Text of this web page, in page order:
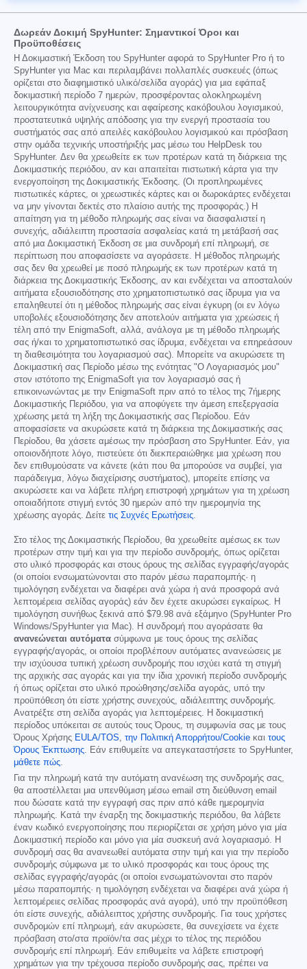
Δωρεάν Δοκιμή SpyHunter: Σημαντικοί Όροι και
Προϋποθέσεις
Η Δοκιμαστική Έκδοση του SpyHunter αφορά το SpyHunter Pro ή το
SpyHunter για Mac και περιλαμβάνει πολλαπλές συσκευές (όπως
ορίζεται στο διαφημιστικό υλικό/σελίδα αγοράς) για μια εφάπαξ
δοκιμαστική περίοδο 7 ημερών, προσφέροντας ολοκληρωμένη
λειτουργικότητα ανίχνευσης και αφαίρεσης κακόβουλου λογισμικού,
προστατευτικά υψηλής απόδοσης για την ενεργή προστασία του
συστήματός σας από απειλές κακόβουλου λογισμικού και πρόσβαση
στην ομάδα τεχνικής υποστήριξής μας μέσω του HelpDesk του
SpyHunter. Δεν θα χρεωθείτε εκ των προτέρων κατά τη διάρκεια της
Δοκιμαστικής περιόδου, αν και απαιτείται πιστωτική κάρτα για την
ενεργοποίηση της Δοκιμαστικής Έκδοσης. (Οι προπληρωμένες
πιστωτικές κάρτες, οι χρεωστικές κάρτες και οι δωροκάρτες ενδέχεται
να μην γίνονται δεκτές στο πλαίσιο αυτής της προσφοράς.) Η
απαίτηση για τη μέθοδο πληρωμής σας είναι να διασφαλιστεί η
συνεχής, αδιάλειπτη προστασία ασφαλείας κατά τη μετάβασή σας
από μια Δοκιμαστική Έκδοση σε μια συνδρομή επί πληρωμή, σε
περίπτωση που αποφασίσετε να αγοράσετε. Η μέθοδος πληρωμής
σας δεν θα χρεωθεί με ποσό πληρωμής εκ των προτέρων κατά τη
διάρκεια της Δοκιμαστικής Έκδοσης, αν και ενδέχεται να αποσταλούν
αιτήματα εξουσιοδότησης στο χρηματοπιστωτικό σας ίδρυμα για να
επαληθευτεί ότι η μέθοδος πληρωμής σας είναι έγκυρη (οι εν λόγω
υποβολές εξουσιοδότησης δεν αποτελούν αιτήματα για χρεώσεις ή
τέλη από την EnigmaSoft, αλλά, ανάλογα με τη μέθοδο πληρωμής
σας ή/και το χρηματοπιστωτικό σας ίδρυμα, ενδέχεται να επηρεάσουν
τη διαθεσιμότητα του λογαριασμού σας). Μπορείτε να ακυρώσετε τη
Δοκιμαστική σας Περίοδο μέσω της ενότητας "Ο Λογαριασμός μου"
στον ιστότοπο της EnigmaSoft για τον λογαριασμό σας ή
επικοινωνώντας με την EnigmaSoft πριν από το τέλος της 7ήμερης
Δοκιμαστικής Περιόδου, για να αποφύγετε την άμεση επεξεργασία
χρέωσης μετά τη λήξη της Δοκιμαστικής σας Περίοδου. Εάν
αποφασίσετε να ακυρώσετε κατά τη διάρκεια της Δοκιμαστικής σας
Περίοδου, θα χάσετε αμέσως την πρόσβαση στο SpyHunter. Εάν, για
οποιονδήποτε λόγο, πιστεύετε ότι διεκπεραιώθηκε μια χρέωση που
δεν επιθυμούσατε να κάνετε (κάτι που θα μπορούσε να συμβεί, για
παράδειγμα, λόγω διαχείρισης συστήματος), μπορείτε επίσης να
ακυρώσετε και να λάβετε πλήρη επιστροφή χρημάτων για τη χρέωση
οποιαδήποτε στιγμή εντός 30 ημερών από την ημερομηνία της
χρέωσης αγοράς. Δείτε τις Συχνές Ερωτήσεις.
Στο τέλος της Δοκιμαστικής Περίοδου, θα χρεωθείτε αμέσως εκ των
προτέρων στην τιμή και για την περίοδο συνδρομής, όπως ορίζεται
στο υλικό προσφοράς και στους όρους της σελίδας εγγραφής/αγοράς
(οι οποίοι ενσωματώνονται στο παρόν μέσω παραπομπής· η
τιμολόγηση ενδέχεται να διαφέρει ανά χώρα ή ανά προσφορά ανά
λεπτομέρεια σελίδας αγοράς) εάν δεν έχετε ακυρώσει εγκαίρως. Η
τιμολόγηση συνήθως ξεκινά από $79.98 ανά εξάμηνο (SpyHunter Pro
Windows/SpyHunter για Mac). Η συνδρομή που αγοράσατε θα
ανανεώνεται αυτόματα σύμφωνα με τους όρους της σελίδας
εγγραφής/αγοράς, οι οποίοι προβλέπουν αυτόματες ανανεώσεις με
την ισχύουσα τυπική χρέωση συνδρομής που ισχύει κατά τη στιγμή
της αρχικής σας αγοράς και για την ίδια χρονική περίοδο συνδρομής
ή όπως ορίζεται στο υλικό προώθησης/σελίδα αγοράς, υπό την
προϋπόθεση ότι είστε χρήστης συνεχούς, αδιάλειπτης συνδρομής.
Ανατρέξτε στη σελίδα αγοράς για λεπτομέρειες. Η δοκιμαστική
περίοδος υπόκειται σε αυτούς τους Όρους, τη συμφωνία σας με τους
Όρους Χρήσης EULA/TOS, την Πολιτική Απορρήτου/Cookie και τους
Όρους Έκπτωσης. Εάν επιθυμείτε να απεγκαταστήσετε το SpyHunter,
μάθετε πώς.
Για την πληρωμή κατά την αυτόματη ανανέωση της συνδρομής σας,
θα αποστέλλεται μια υπενθύμιση μέσω email στη διεύθυνση email
που δώσατε κατά την εγγραφή σας πριν από κάθε ημερομηνία
πληρωμής. Κατά την έναρξη της δοκιμαστικής περιόδου, θα λάβετε
έναν κωδικό ενεργοποίησης που περιορίζεται σε χρήση μόνο για μία
Δοκιμαστική περίοδο και μόνο για μία συσκευή ανά λογαριασμό. Η
συνδρομή σας θα ανανεωθεί αυτόματα στην τιμή και για την περίοδο
συνδρομής σύμφωνα με το υλικό προσφοράς και τους όρους της
σελίδας εγγραφής/αγοράς (οι οποίοι ενσωματώνονται στο παρόν
μέσω παραπομπής· η τιμολόγηση ενδέχεται να διαφέρει ανά χώρα ή
λεπτομέρειες σελίδας προσφοράς ανά αγορά), υπό την προϋπόθεση
ότι είστε συνεχής, αδιάλειπτος χρήστης συνδρομής. Για τους χρήστες
συνδρομών επί πληρωμή, εάν ακυρώσετε, θα συνεχίσετε να έχετε
πρόσβαση στο/στα προϊόν/τα σας μέχρι το τέλος της περιόδου
συνδρομής επί πληρωμή. Εάν επιθυμείτε να λάβετε επιστροφή
χρημάτων για την τρέχουσα περίοδο συνδρομής σας, πρέπει να